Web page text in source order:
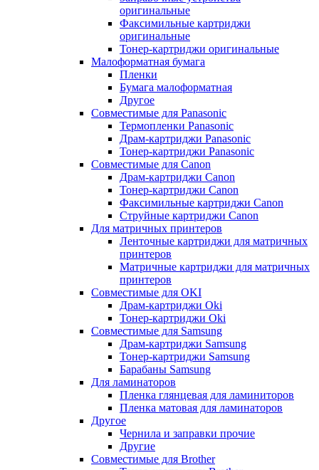
оригинальные
Факсимильные картриджи
оригинальные
Тонер-картриджи оригинальные
Малоформатная бумага
Пленки
Бумага малоформатная
Другое
Совместимые для Panasonic
Термопленки Panasonic
Драм-картриджи Panasonic
Тонер-картриджи Panasonic
Совместимые для Canon
Драм-картриджи Canon
Тонер-картриджи Canon
Факсимильные картриджи Canon
Струйные картриджи Canon
Для матричных принтеров
Ленточные картриджи для матричных
принтеров
Матричные картриджи для матричных
принтеров
Совместимые для OKI
Драм-картриджи Oki
Тонер-картриджи Oki
Совместимые для Samsung
Драм-картриджи Samsung
Тонер-картриджи Samsung
Барабаны Samsung
Для ламинаторов
Пленка глянцевая для ламиниторов
Пленка матовая для ламинаторов
Другое
Чернила и заправки прочие
Другие
Совместимые для Brother